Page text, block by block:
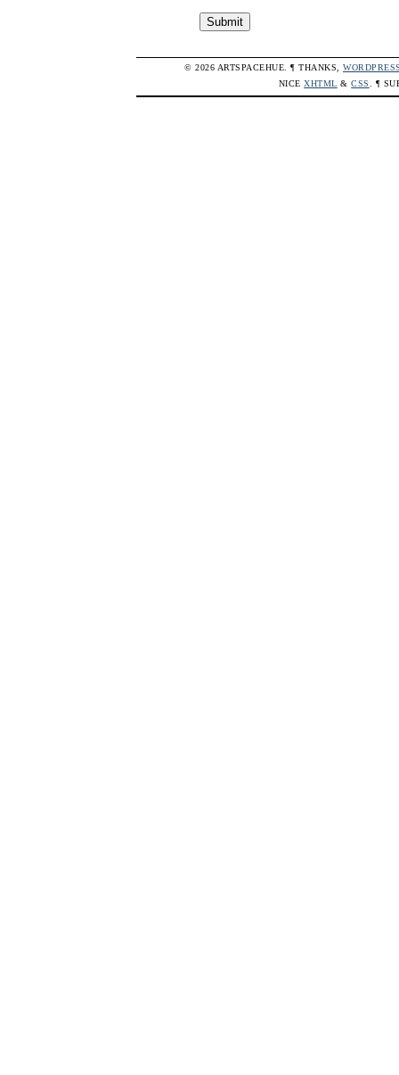
© 2026 ARTSPACEHUE. ¶ THANKS,
NICEXHTML &CSS. ¶